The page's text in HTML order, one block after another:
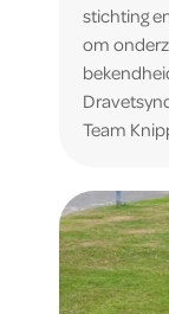
stichting
om
Team